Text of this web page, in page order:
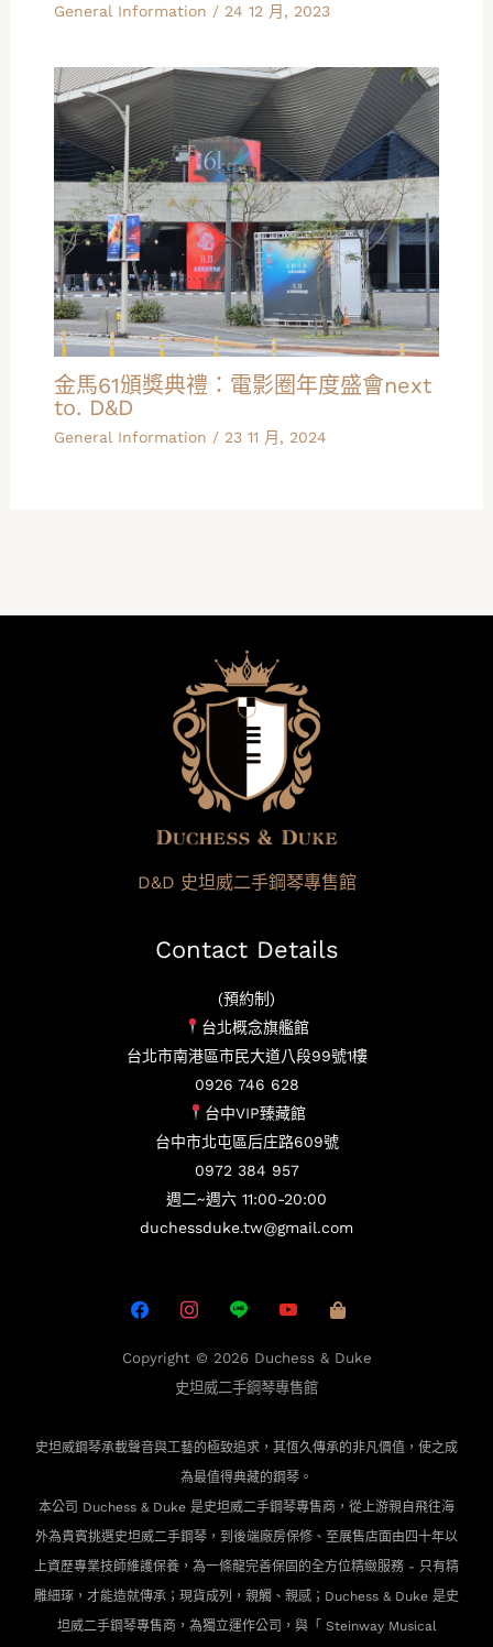
General Information / 24 12 月, 2023
金馬61頒獎典禮：電影圈年度盛會next
to. D&D
General Information / 23 11 月, 2024
D&D 史坦威二手鋼琴專售館
Contact Details
(預約制)
台北概念旗艦館
台北市南港區市民大道八段99號1樓
0926 746 628
台中VIP臻藏館
台中市北屯區后庄路609號
0972 384 957
週二~週六 11:00-20:00
duchessduke.tw@gmail.com
Copyright © 2026 Duchess & Duke
史坦威二手鋼琴專售館
史坦威鋼琴承載聲音與工藝的極致追求，其恆久傳承的非凡價值，使之成
為最值得典藏的鋼琴。
本公司 Duchess & Duke 是史坦威二手鋼琴專售商，從上游親自飛往海
外為貴賓挑選史坦威二手鋼琴，到後端廠房保修、至展售店面由四十年以
上資歷專業技師維護保養，為一條龍完善保固的全方位精緻服務 - 只有精
雕細琢，才能造就傳承；現貨成列，親觸、親感；Duchess & Duke 是史
坦威二手鋼琴專售商，為獨立運作公司，與「 Steinway Musical